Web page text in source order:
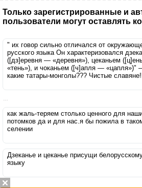
Только зарегистрированные и
пользователи могут оставлять
" их говор сильно отличался от
русского языка Он характеризовался
([дз]еревня — «деревня»), цеканьем
«тень»), и чоканьем ([ч]апля — «цапля»)"
какие татары-монголы??? Чистые
как жаль-теряем столько ценного для
потомков да и для нас.я бы пожила в
селении
Дзеканье и цеканье присущи
языку